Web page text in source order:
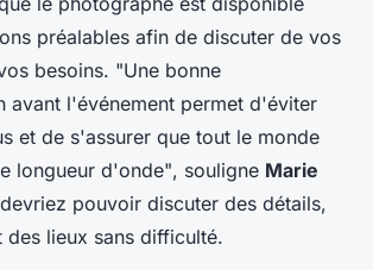
préalables afin de discuter de vos
besoins. "Une bonne
avant l'événement permet d'éviter
et de s'assurer que tout le monde
longueur d'onde", souligne Marie
pouvoir discuter des détails,
des lieux sans difficulté.